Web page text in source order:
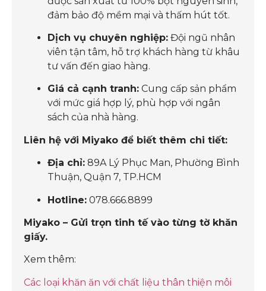
đảm bảo độ mềm mại và thấm hút tốt.
Dịch vụ chuyên nghiệp: Đội ngũ nhân
viên tận tâm, hỗ trợ khách hàng từ khâu
tư vấn đến giao hàng.
Giá cả cạnh tranh: Cung cấp sản phẩm
với mức giá hợp lý, phù hợp với ngân
sách của nhà hàng.
Liên hệ với Miyako để biết thêm chi tiết:
Địa chỉ: 89A Lý Phục Man, Phường Bình
Thuận, Quận 7, TP.HCM
Hotline: 078.666.8899
Miyako – Gửi trọn tinh tế vào từng tờ khăn
giấy.
Xem thêm:
Các loại khăn ăn với chất liệu thân thiện môi